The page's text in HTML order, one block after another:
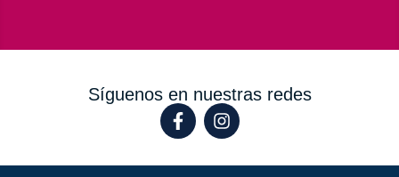
Síguenos en nuestras redes